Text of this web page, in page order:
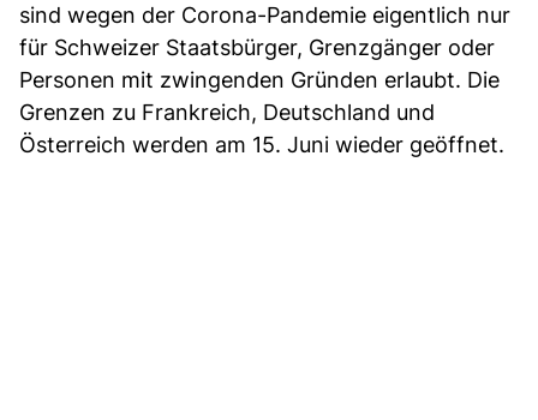
sind wegen der Corona-Pandemie eigentlich nur
für Schweizer Staatsbürger, Grenzgänger oder
Personen mit zwingenden Gründen erlaubt. Die
Grenzen zu Frankreich, Deutschland und
Österreich werden am 15. Juni wieder geöffnet.